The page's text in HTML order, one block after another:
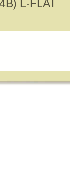
L-FLAT